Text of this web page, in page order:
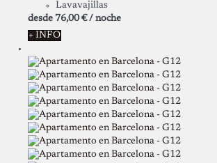
Lavavajillas
desde 76,00 € / noche
+ INFO